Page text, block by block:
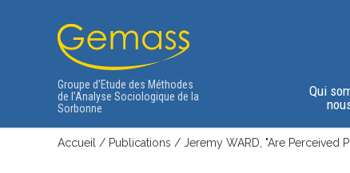
Groupe d’Etude des Méthodes
de l’Analyse Sociologique de la
Sorbonne
Qui
Accueil / Publications / Jeremy WARD, "Are Perceived